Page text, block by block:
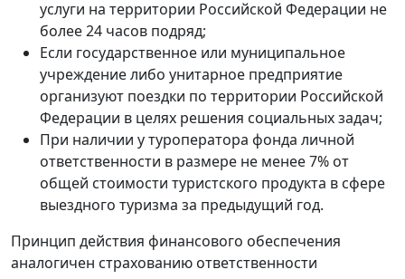
услуги на территории Российской Федерации не
более 24 часов подряд;
Если государственное или муниципальное
учреждение либо унитарное предприятие
организуют поездки по территории Российской
Федерации в целях решения социальных задач;
При наличии у туроператора фонда личной
ответственности в размере не менее 7% от
общей стоимости туристского продукта в сфере
выездного туризма за предыдущий год.
Принцип действия финансового обеспечения
аналогичен страхованию ответственности